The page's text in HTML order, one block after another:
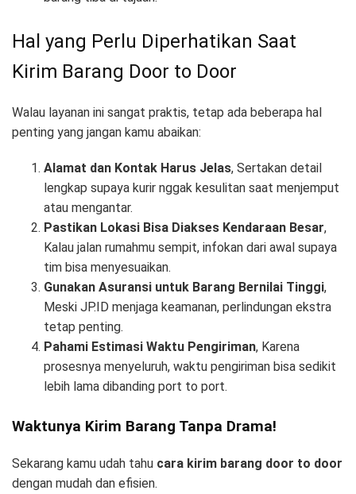
Hal yang Perlu Diperhatikan Saat
Kirim Barang Door to Door
Walau layanan ini sangat praktis, tetap ada beberapa hal
penting yang jangan kamu abaikan:
Alamat dan Kontak Harus Jelas, Sertakan detail
lengkap supaya kurir nggak kesulitan saat menjemput
atau mengantar.
Pastikan Lokasi Bisa Diakses Kendaraan Besar,
Kalau jalan rumahmu sempit, infokan dari awal supaya
tim bisa menyesuaikan.
Gunakan Asuransi untuk Barang Bernilai Tinggi,
Meski JP.ID menjaga keamanan, perlindungan ekstra
tetap penting.
Pahami Estimasi Waktu Pengiriman, Karena
prosesnya menyeluruh, waktu pengiriman bisa sedikit
lebih lama dibanding port to port.
Waktunya Kirim Barang Tanpa Drama!
Sekarang kamu udah tahu cara kirim barang door to door
dengan mudah dan efisien.